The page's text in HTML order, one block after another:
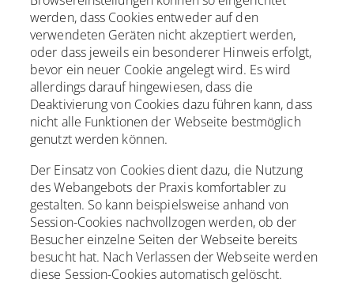
werden, dass Cookies entweder auf den
verwendeten Geräten nicht akzeptiert werden,
oder dass jeweils ein besonderer Hinweis erfolgt,
bevor ein neuer Cookie angelegt wird. Es wird
allerdings darauf hingewiesen, dass die
Deaktivierung von Cookies dazu führen kann, dass
nicht alle Funktionen der Webseite bestmöglich
genutzt werden können.
Der Einsatz von Cookies dient dazu, die Nutzung
des Webangebots der Praxis komfortabler zu
gestalten. So kann beispielsweise anhand von
Session-Cookies nachvollzogen werden, ob der
Besucher einzelne Seiten der Webseite bereits
besucht hat. Nach Verlassen der Webseite werden
diese Session-Cookies automatisch gelöscht.